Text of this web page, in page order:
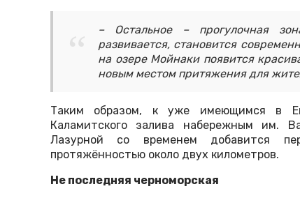
– Остальное – прогулочная
развивается, становится
на озере Мойнаки появится
новым местом притяжения для
Таким образом, к уже имеющимся в
Каламитского залива набережным им.
Лазурной со временем добавится
протяжённостью около двух километров.
Не последняя черноморская